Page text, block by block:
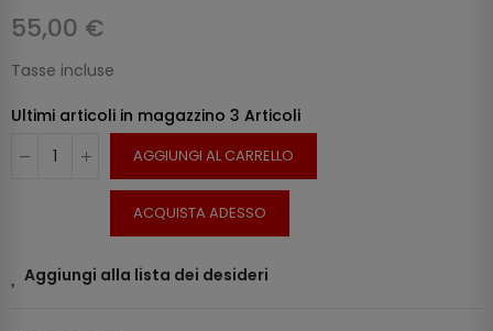
55,00 €
Tasse incluse
Ultimi articoli in magazzino 3 Articoli
AGGIUNGI AL CARRELLO
ACQUISTA ADESSO
Aggiungi alla lista dei desideri